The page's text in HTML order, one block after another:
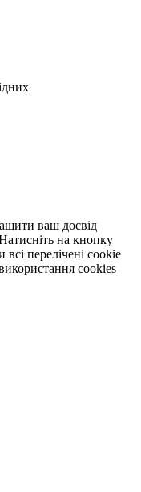
ваш досвід
на кнопку
перелічені cookie
cookies